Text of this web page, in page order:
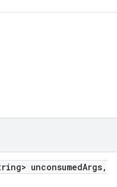
unconsumedArgs,